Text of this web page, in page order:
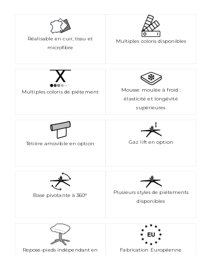
Réalisable en cuir, tissu et
microfibre
Multiples coloris disponibles
Multiples coloris de piétement
Mousse moulée à froid :
élasticité et longévité
supérieures
Têtière amovible en option Gaz lift en option
Base pivotante à 360°
Plusieurs styles de piétements
disponibles
Repose-pieds indépendant en Fabrication Européenne